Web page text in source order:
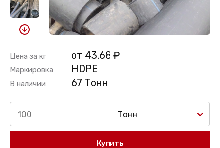
Цена за кг от 43.68 ₽
Маркировка HDPE
В наличии 67 Тонн
Тонн
Купить